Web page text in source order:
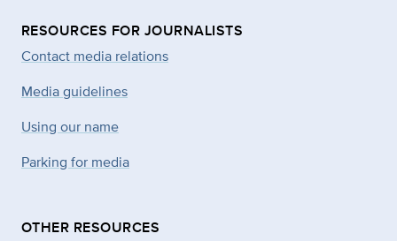
RESOURCES FOR JOURNALISTS
Contact media relations
Media guidelines
Using our name
Parking for media
OTHER RESOURCES